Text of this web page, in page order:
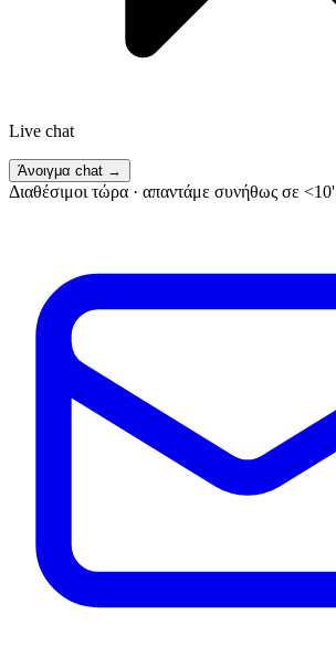
Live chat
Άνοιγμα chat →
Διαθέσιμοι τώρα · απαντάμε συνήθως σε <10'